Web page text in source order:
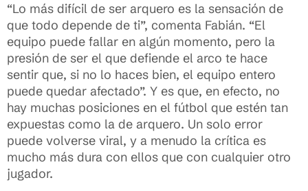
“Lo más difícil de ser arquero es la sensación de
que todo depende de ti”, comenta Fabián. “El
equipo puede fallar en algún momento, pero la
presión de ser el que defiende el arco te hace
sentir que, si no lo haces bien, el equipo entero
puede quedar afectado”. Y es que, en efecto, no
hay muchas posiciones en el fútbol que estén tan
expuestas como la de arquero. Un solo error
puede volverse viral, y a menudo la crítica es
mucho más dura con ellos que con cualquier otro
jugador.